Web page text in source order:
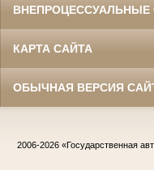
КАРТА САЙТА
ОБЫЧНАЯ ВЕРСИЯ
2006-2026 «Государственная